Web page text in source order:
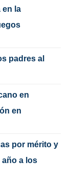
en la
padres al
en
en
por mérito y
a los